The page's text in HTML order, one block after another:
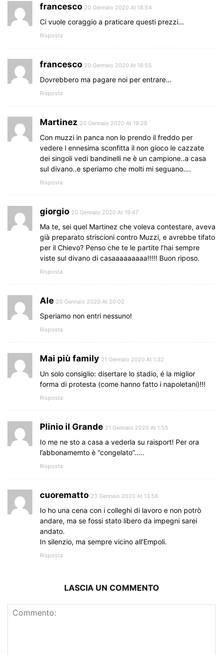
francesco 20 Gennaio 2020 At 18:54
Ci vuole coraggio a praticare questi prezzi…
Risposta
francesco 20 Gennaio 2020 At 18:55
Dovrebbero ma pagare noi per entrare…
Risposta
Martinez 20 Gennaio 2020 At 19:28
Con muzzi in panca non lo prendo il freddo per
vedere l ennesima sconfitta il non gioco le cazzate
dei singoli vedi bandinelli ne è un campione..a casa
sul divano..e speriamo che molti mi seguano….
Risposta
giorgio 20 Gennaio 2020 At 19:47
Ma te, sei quel Martinez che voleva contestare, aveva
già preparato striscioni contro Muzzi, e avrebbe tifato
per il Chievo? Penso che te le partite l’hai sempre
viste sul divano di casaaaaaaaaa!!!!! Buon riposo.
Risposta
Ale 20 Gennaio 2020 At 20:02
Speriamo non entri nessuno!
Risposta
Mai più family 21 Gennaio 2020 At 1:32
Un solo consiglio: disertare lo stadio, é la miglior
forma di protesta (come hanno fatto i napoletani)!!!
Risposta
Plinio il Grande 21 Gennaio 2020 At 1:55
Io me ne sto a casa a vederla su raisport! Per ora
l’abbonamemto è “congelato”…..
Risposta
cuorematto 23 Gennaio 2020 At 13:58
Io ho una cena con i colleghi di lavoro e non potrò
andare, ma se fossi stato libero da impegni sarei
andato.
In silenzio, ma sempre vicino all’Empoli.
Risposta
LASCIA UN COMMENTO